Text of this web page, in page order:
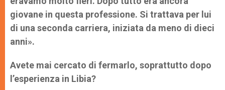
giovane in questa professione. Si trattava per lui
di una seconda carriera, iniziata da meno di dieci
anni».
Avete mai cercato di fermarlo, soprattutto dopo
l’esperienza in Libia?